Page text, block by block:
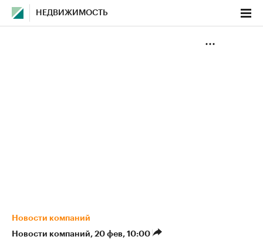
НЕДВИЖИМОСТЬ
Новости компаний
Новости компаний⁠, 20 фев, 10:00